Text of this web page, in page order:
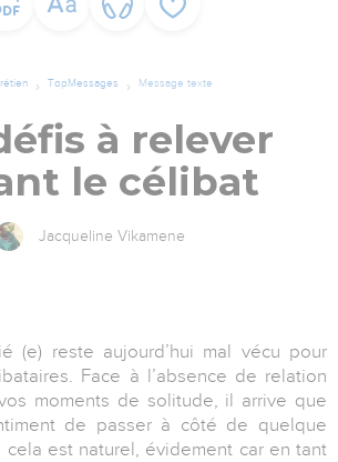
TopMessages Message texte
à relever
le célibat
Jacqueline Vikamene
(e) reste aujourd’hui mal vécu pour
Face à l’absence de relation
moments de solitude, il arrive que
de passer à côté de quelque
cela est naturel, évidement car en tant